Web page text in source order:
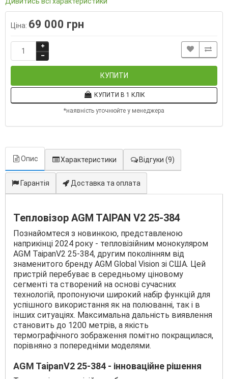
Ціна: 69 000 грн
КУПИТИ
КУПИТИ В 1 КЛІК
*наявність уточнюйте у менеджера
Опис Характеристики Відгуки (9)
Гарантія Доставка та оплата
Тепловізор AGM TAIPAN V2 25-384
Познайомтеся з новинкою, представленою
наприкінці 2024 року - тепловізійним монокуляром
AGM TaipanV2 25-384, другим поколінням від
знаменитого бренду AGM Global Vision зі США. Цей
пристрій перебуває в середньому ціновому
сегменті та створений на основі сучасних
технологій, пропонуючи широкий набір функцій для
успішного використання як на полюванні, так і в
інших ситуаціях. Максимальна дальність виявлення
становить до 1200 метрів, а якість
термографічного зображення помітно покращилася,
порівняно з попередніми моделями.
AGM TaipanV2 25-384 - інноваційне рішення